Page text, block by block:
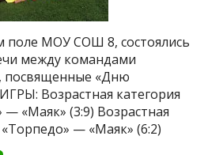
поле МОУ СОШ 8, состоялись
между командами
посвященные «Дню
Возрастная категория
— «Маяк» (3:9) Возрастная
«Торпедо» — «Маяк» (6:2)